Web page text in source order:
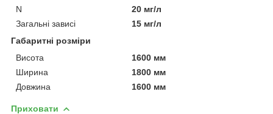
N
20 мг/л
Загальні зависі
15 мг/л
Габаритні розміри
Висота
1600 мм
Ширина
1800 мм
Довжина
1600 мм
Приховати